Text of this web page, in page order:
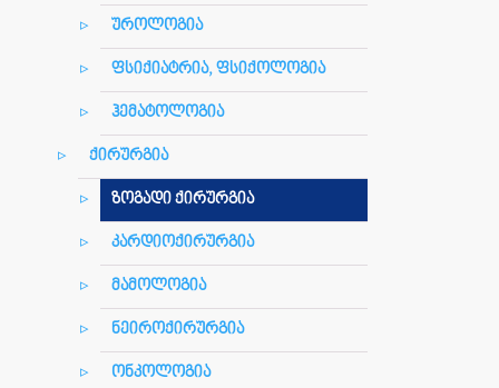
უროლოგია
ფსიქიატრია, ფსიქოლოგია
ჰემატოლოგია
ქირურგია
ზოგადი ქირურგია
კარდიოქირურგია
მამოლოგია
ნეიროქირურგია
ონკოლოგია